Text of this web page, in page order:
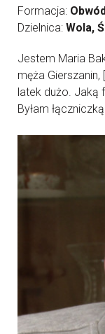
Formacja:
Dzielnica: Wola,
Jestem Maria
męża
latek dużo. Jaką
Byłam